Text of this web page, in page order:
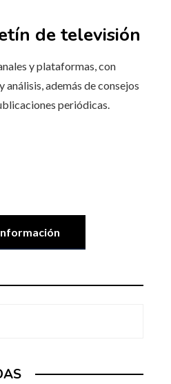
de televisión
y plataformas, con
análisis, además de consejos
periódicas.